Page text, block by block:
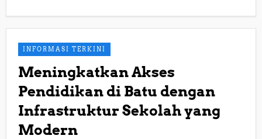
INFORMASI TERKINI
Meningkatkan Akses
Pendidikan di Batu dengan
Infrastruktur Sekolah yang
Modern